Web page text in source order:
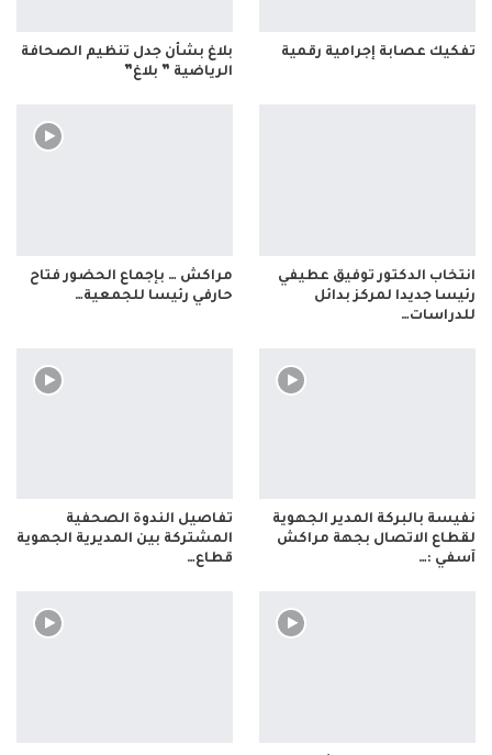
تفكيك عصابة إجرامية رقمية
بلاغ بشأن جدل تنظيم الصحافة
الرياضية ” بلاغ”
انتخاب الدكتور توفيق عطيفي
رئيسا جديدا لمركز بدائل
للدراسات…
مراكش … بإجماع الحضور فتاح
حارفي رئيسا للجمعية…
نفيسة بالبركة المدير الجهوية
لقطاع الاتصال بجهة مراكش
آسفي :…
تفاصيل الندوة الصحفية
المشتركة بين المديرية الجهوية
قطاع…